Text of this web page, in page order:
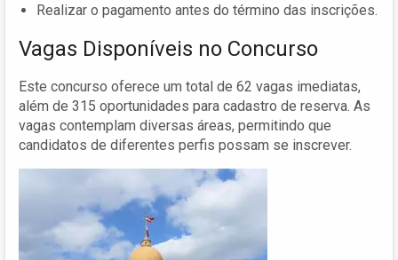
Realizar o pagamento antes do término das inscrições.
Vagas Disponíveis no Concurso
Este concurso oferece um total de 62 vagas imediatas,
além de 315 oportunidades para cadastro de reserva. As
vagas contemplam diversas áreas, permitindo que
candidatos de diferentes perfis possam se inscrever.